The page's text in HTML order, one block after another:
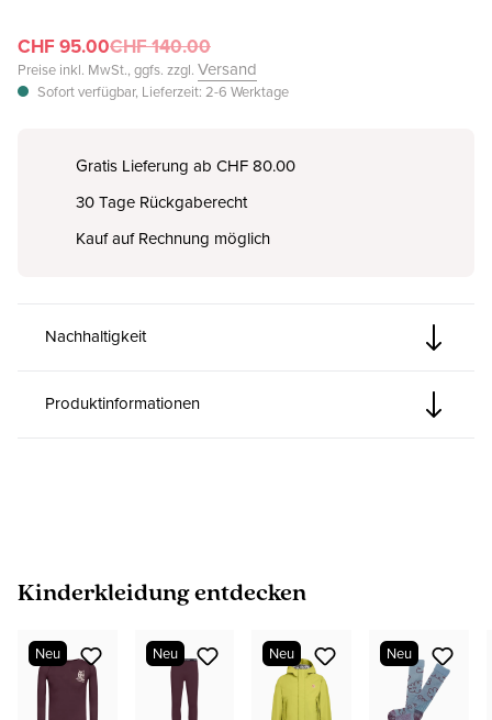
CHF 95.00CHF 140.00
Preise inkl. MwSt., ggfs. zzgl. Versand
Sofort verfügbar, Lieferzeit: 2-6 Werktage
Gratis Lieferung ab CHF 80.00
30 Tage Rückgaberecht
Kauf auf Rechnung möglich
Nachhaltigkeit
Produktinformationen
Produktgalerie überspringen
Kinderkleidung entdecken
Neu Neu Neu Neu